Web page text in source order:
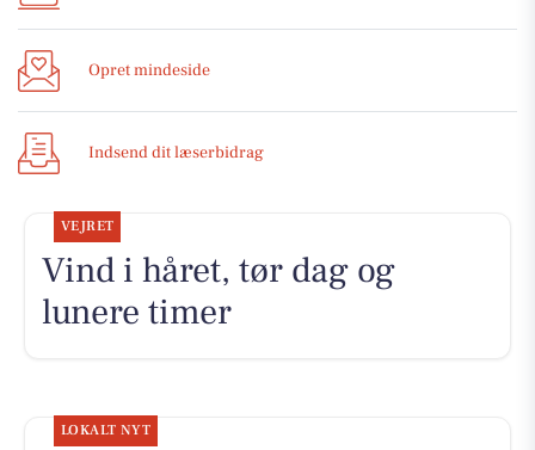
Opret mindeside
Indsend dit læserbidrag
VEJRET
Vind i håret, tør dag og
lunere timer
LOKALT NYT